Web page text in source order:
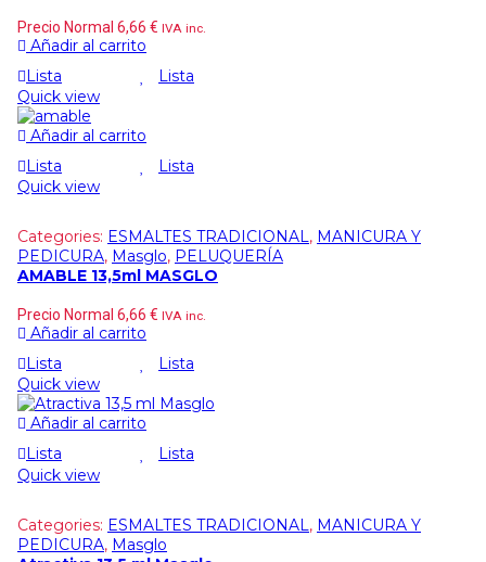
Precio Normal 6,66 € IVA inc.
Añadir al carrito
Lista
Lista
Quick view
Añadir al carrito
Lista
Lista
Quick view
Categories: ESMALTES TRADICIONAL, MANICURA Y
PEDICURA, Masglo, PELUQUERÍA
AMABLE 13,5ml MASGLO
Precio Normal 6,66 € IVA inc.
Añadir al carrito
Lista
Lista
Quick view
Añadir al carrito
Lista
Lista
Quick view
Categories: ESMALTES TRADICIONAL , MANICURA Y
PEDICURA, Masglo